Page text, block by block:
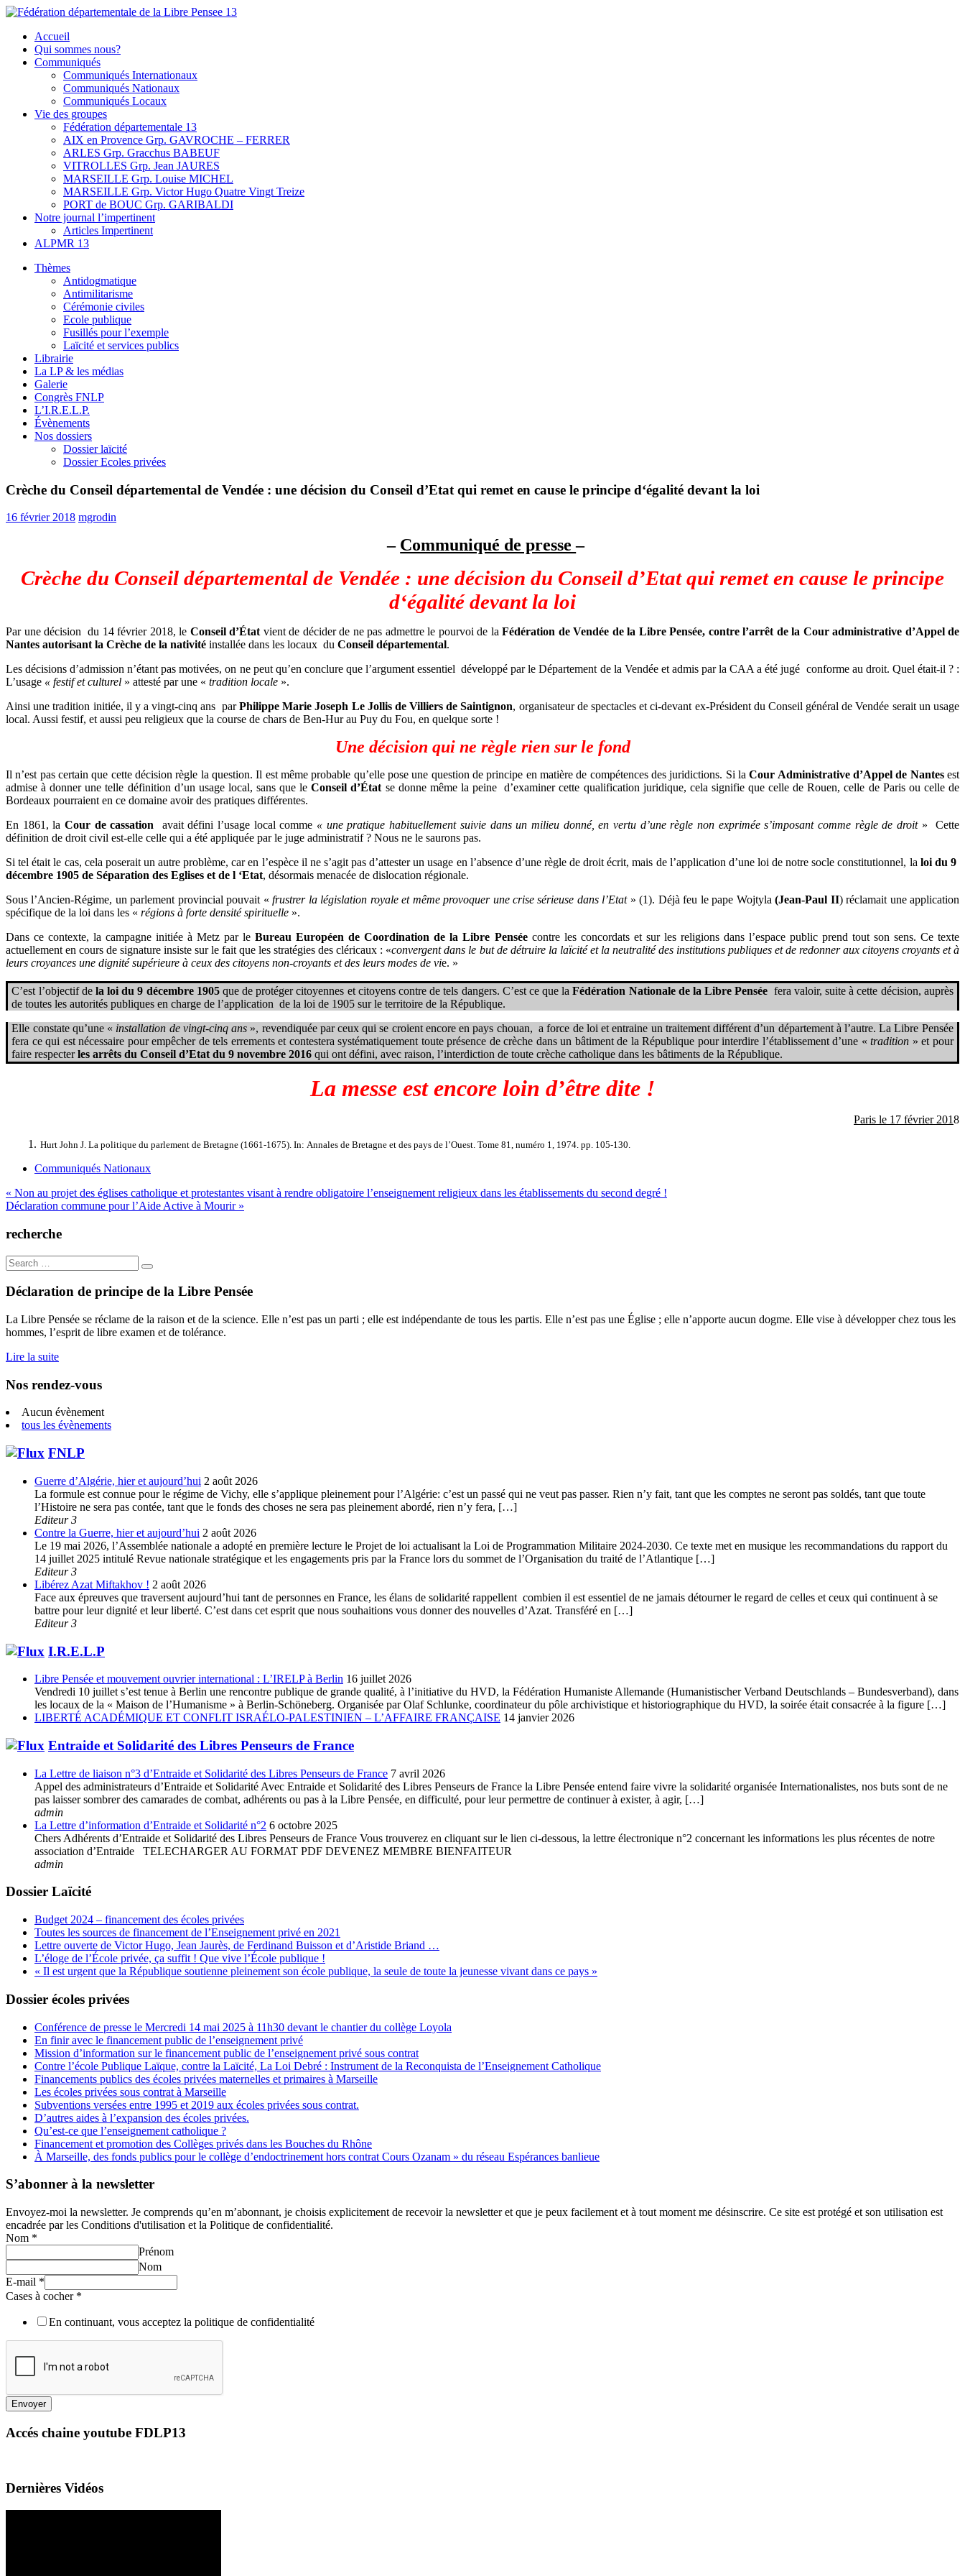
Skip
content
Fédération départementale de la Libre Pensee 13
Membre de la fédération Nationale de la Libre Pensée ni dieu ni maitre
Accueil
Qui sommes nous?
Communiqués
Communiqués Internationaux
Communiqués Nationaux
Communiqués Locaux
Vie des groupes
Fédération départementale 13
AIX en Provence Grp. GAVROCHE – FERRER
ARLES Grp. Gracchus BABEUF
VITROLLES Grp. Jean JAURES
MARSEILLE Grp. Louise MICHEL
MARSEILLE Grp. Victor Hugo Quatre Vingt Treize
PORT de BOUC Grp. GARIBALDI
Notre journal l’impertinent
Articles Impertinent
ALPMR 13
Thèmes
Antidogmatique
Antimilitarisme
Cérémonie civiles
Ecole publique
Fusillés pour l’exemple
Laïcité et services publics
Librairie
La LP & les médias
Galerie
Congrès FNLP
L’I.R.E.L.P.
Évènements
Nos dossiers
Dossier laïcité
Dossier Ecoles privées
Crèche du Conseil départemental de Vendée : une décision du Conseil d’Etat qui remet en cause le principe d‘égalité devant la loi
16 février 2018 mgrodin
– Communiqué de presse–
Crèche du Conseil départemental de Vendée : une décision du Conseil d’Etat qui remet en cause le principe
d‘égalité devant la loi
Par une décision du 14 février 2018, le Conseil d’Étatvient de décider de ne pas admettre le pourvoi de la Fédération de Vendée de la Libre Pensée, contre l’arrêt de la Cour administrative d’Appel de
Nantes autorisant la Crèche de la nativité installée dans les locaux du Conseil départemental.
Les décisions d’admission n’étant pas motivées, on ne peut qu’en conclure que l’argument essentiel développé par le Département de la Vendée et admis par la CAA a été jugé conforme au droit. Quel était-il ? :
L’usage « festif et culturel » attesté par une « tradition locale ».
Ainsi une tradition initiée, il y a vingt-cinq ans parPhilippe Marie Joseph Le Jollis de Villiers de Saintignon, organisateur de spectacles et ci-devant ex-Président du Conseil général de Vendée serait un usage
local. Aussi festif, et aussi peu religieux que la course de chars de Ben-Hur au Puy du Fou, en quelque sorte !
Une décision qui ne règle rien sur le fond
Il n’est pas certain que cette décision règle la question. Il est même probable qu’elle pose une question de principe en matière de compétences des juridictions. Si laCour Administrative d’Appel de Nantesest
admise à donner une telle définition d’un usage local, sans que leConseil d’État se donne même la peine d’examiner cette qualification juridique, cela signifie que celle de Rouen, celle de Paris ou celle de
Bordeaux pourraient en ce domaine avoir des pratiques différentes.
En 1861, laCour de cassation avait défini l’usage local comme « une pratique habituellement suivie dans un milieu donné, en vertu d’une règle non exprimée s’imposant comme règle de droit » Cette
définition de droit civil est-elle celle qui a été appliquée par le juge administratif ? Nous ne le saurons pas.
Si tel était le cas, cela poserait un autre problème, car en l’espèce il ne s’agit pas d’attester un usage en l’absence d’une règle de droit écrit, mais de l’application d’une loi de notre socle constitutionnel, la loi du 9
décembre 1905 de Séparation des Eglises et de l ‘Etat, désormais menacée de dislocation régionale.
Sous l’Ancien-Régime, un parlement provincial pouvait «frustrer la législation royale et même provoquer une crise sérieuse dans l’Etat » (1). Déjà feu le pape Wojtyla(Jean-Paul II) réclamait une application
spécifique de la loi dans les « régions à forte densité spirituelle ».
Dans ce contexte, la campagne initiée à Metz par leBureau Européen de Coordination de la Libre Penséecontre les concordats et sur les religions dans l’espace public prend tout son sens. Ce texte
actuellement en cours de signature insiste sur le fait que les stratégies des cléricaux : «convergent dans le but de détruire la laïcité et la neutralité des institutions publiques et de redonner aux citoyens croyants et à
leurs croyances une dignité supérieure à ceux des citoyens non-croyants et des leurs modes de vie. »
C’est l’objectif de la loi du 9 décembre 1905que de protéger citoyennes et citoyens contre de tels dangers. C’est ce que laFédération Nationale de la Libre Pensée fera valoir, suite à cette décision, auprès
de toutes les autorités publiques en charge de l’application de la loi de 1905 sur le territoire de la République.
Elle constate qu’une « installation de vingt-cinq ans », revendiquée par ceux qui se croient encoreen pays chouan, a force de loi et entraine un traitement différent d’un département à l’autre. La Libre Pensée
fera ce qui est nécessaire pour empêcher de tels errements et contestera systématiquement toute présence de crèche dans un bâtiment de la République pour interdire l’établissement d’une «tradition » et pour
faire respecterles arrêts du Conseil d’Etat du 9 novembre 2016qui ont défini, avec raison, l’interdiction de toute crèche catholique dans les bâtiments de la République.
La messe est encore loin d’être dite !
Paris le 17 février 2018
Hurt John J. La politique du parlement de Bretagne (1661-1675). In: Annales de Bretagne et des pays de l’Ouest. Tome 81, numéro 1, 1974. pp. 105-130.
Communiqués Nationaux
Navigation
de
l’article
« Non au projet des églises catholique et protestantes visant à rendre obligatoire l’enseignement religieux dans les établissements du second degré !
Déclaration commune pour l’Aide Active à Mourir »
recherche
Search
for:
Déclaration de principe de la Libre Pensée
La Libre Pensée se réclame de la raison et de la science. Elle n’est pas un parti ; elle est indépendante de tous les partis. Elle n’est pas une Église ; elle n’apporte aucun dogme. Elle vise à développer chez tous les
hommes, l’esprit de libre examen et de tolérance.
Lire la suite
Nos rendez-vous
Aucun évènement
tous les évènements
FNLP
Guerre d’Algérie, hier et aujourd’hui 2 août 2026
La formule est connue pour le régime de Vichy, elle s’applique pleinement pour l’Algérie: c’est un passé qui ne veut pas passer. Rien n’y fait, tant que les comptes ne seront pas soldés, tant que toute
l’Histoire ne sera pas contée, tant que le fonds des choses ne sera pas pleinement abordé, rien n’y fera, […]
Editeur 3
Contre la Guerre, hier et aujourd’hui 2 août 2026
Le 19 mai 2026, l’Assemblée nationale a adopté en première lecture le Projet de loi actualisant la Loi de Programmation Militaire 2024-2030. Ce texte met en musique les recommandations du rapport du
14 juillet 2025 intitulé Revue nationale stratégique et les engagements pris par la France lors du sommet de l’Organisation du traité de l’Atlantique […]
Editeur 3
Libérez Azat Miftakhov ! 2 août 2026
Face aux épreuves que traversent aujourd’hui tant de personnes en France, les élans de solidarité rappellent combien il est essentiel de ne jamais détourner le regard de celles et ceux qui continuent à se
battre pour leur dignité et leur liberté. C’est dans cet esprit que nous souhaitions vous donner des nouvelles d’Azat. Transféré en […]
Editeur 3
I.R.E.L.P
Libre Pensée et mouvement ouvrier international : L’IRELP à Berlin 16 juillet 2026
Vendredi 10 juillet s’est tenue à Berlin une rencontre publique de grande qualité, à l’initiative du HVD, la Fédération Humaniste Allemande (Humanistischer Verband Deutschlands – Bundesverband), dans
les locaux de la « Maison de l’Humanisme » à Berlin-Schöneberg. Organisée par Olaf Schlunke, coordinateur du pôle archivistique et historiographique du HVD, la soirée était consacrée à la figure […]
LIBERTÉ ACADÉMIQUE ET CONFLIT ISRAÉLO-PALESTINIEN – L’AFFAIRE FRANÇAISE 14 janvier 2026
Entraide et Solidarité des Libres Penseurs de France
La Lettre de liaison n°3 d’Entraide et Solidarité des Libres Penseurs de France 7 avril 2026
Appel des administrateurs d’Entraide et Solidarité Avec Entraide et Solidarité des Libres Penseurs de France la Libre Pensée entend faire vivre la solidarité organisée Internationalistes, nos buts sont de ne
pas laisser sombrer des camarades de combat, adhérents ou pas à la Libre Pensée, en difficulté, pour leur permettre de continuer à exister, à agir, […]
admin
La Lettre d’information d’Entraide et Solidarité n°2 6 octobre 2025
Chers Adhérents d’Entraide et Solidarité des Libres Penseurs de France Vous trouverez en cliquant sur le lien ci-dessous, la lettre électronique n°2 concernant les informations les plus récentes de notre
association d’Entraide TELECHARGER AU FORMAT PDF DEVENEZ MEMBRE BIENFAITEUR
admin
Dossier Laïcité
Budget 2024 – financement des écoles privées
Toutes les sources de financement de l’Enseignement privé en 2021
Lettre ouverte de Victor Hugo, Jean Jaurès, de Ferdinand Buisson et d’Aristide Briand …
L’éloge de l’École privée, ça suffit ! Que vive l’École publique !
« Il est urgent que la République soutienne pleinement son école publique, la seule de toute la jeunesse vivant dans ce pays »
Dossier écoles privées
Conférence de presse le Mercredi 14 mai 2025 à 11h30 devant le chantier du collège Loyola
En finir avec le financement public de l’enseignement privé
Mission d’information sur le financement public de l’enseignement privé sous contrat
Contre l’école Publique Laïque, contre la Laïcité, La Loi Debré : Instrument de la Reconquista de l’Enseignement Catholique
Financements publics des écoles privées maternelles et primaires à Marseille
Les écoles privées sous contrat à Marseille
Subventions versées entre 1995 et 2019 aux écoles privées sous contrat.
D’autres aides à l’expansion des écoles privées.
Qu’est-ce que l’enseignement catholique ?
Financement et promotion des Collèges privés dans les Bouches du Rhône
À Marseille, des fonds publics pour le collège d’endoctrinement hors contrat Cours Ozanam » du réseau Espérances banlieue
S’abonner à la newsletter
Envoyez-moi la newsletter. Je comprends qu’en m’abonnant, je choisis explicitement de recevoir la newsletter et que je peux facilement et à tout moment me désinscrire. Ce site est protégé et son utilisation est
encadrée par les Conditions d'utilisation et la Politique de confidentialité.
Nom *
Prénom
Nom
E-mail *
Cases à cocher *
En continuant, vous acceptez la politique de confidentialité
Envoyer
Accés chaine youtube FDLP13
Dernières Vidéos